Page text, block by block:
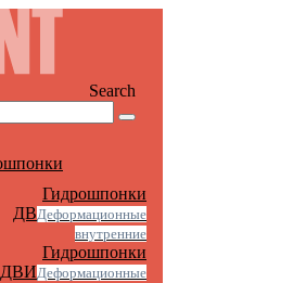
Search
Гидрошпонки
ДВДеформационные
внутренние
Гидрошпонки
ДВИДеформационные